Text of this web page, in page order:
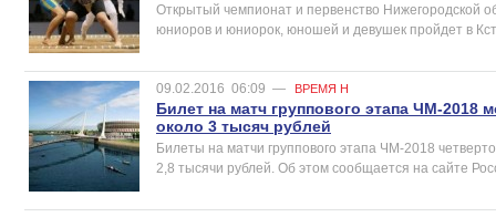
Открытый чемпионат и первенство Нижегородской
юниоров и юниорок, юношей и девушек пройдет в
09.02.2016 06:09 — ВРЕМЯ Н
Билет на матч группового этапа ЧМ-2018
около 3 тысяч рублей
Билеты на матчи группового этапа ЧМ-2018
2,8 тысячи рублей. Об этом сообщается на сайте